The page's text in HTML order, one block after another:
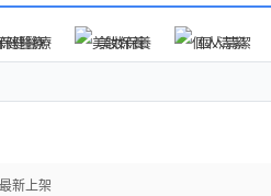
保健醫療 美妝保養 個人清潔
最新上架